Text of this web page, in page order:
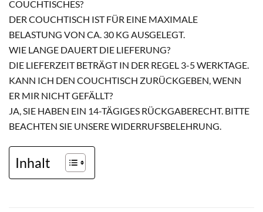
COUCHTISCHES?
DER COUCHTISCH IST FÜR EINE MAXIMALE
BELASTUNG VON CA. 30 KG AUSGELEGT.
WIE LANGE DAUERT DIE LIEFERUNG?
DIE LIEFERZEIT BETRÄGT IN DER REGEL 3-5 WERKTAGE.
KANN ICH DEN COUCHTISCH ZURÜCKGEBEN, WENN
ER MIR NICHT GEFÄLLT?
JA, SIE HABEN EIN 14-TÄGIGES RÜCKGABERECHT. BITTE
BEACHTEN SIE UNSERE WIDERRUFSBELEHRUNG.
Inhalt